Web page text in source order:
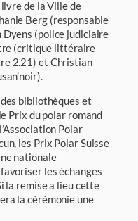
de la Ville de
Berg (responsable
Dyens (police judiciaire
(critique littéraire
2.21) et Christian
bibliothèques et
Prix du polar romand
Polar
les Prix Polar Suisse
nationale
les échanges
la remise a lieu cette
la cérémonie une